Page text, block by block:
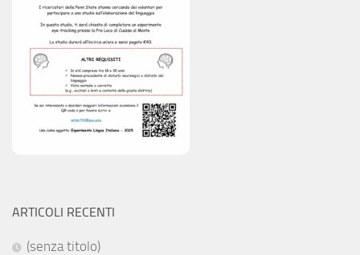
ARTICOLI RECENTI
(senza titolo)